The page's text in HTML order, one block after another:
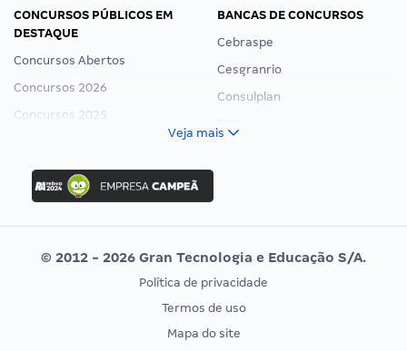
CONCURSOS PÚBLICOS EM
DESTAQUE
Concursos Abertos
Concursos 2026
Concursos 2025
Concurso Ibama
Concurso MPU
Editais publicados
BANCAS DE CONCURSOS
Cebraspe
Cesgranrio
Consulplan
Vunesp
CONCURSOS POR PROFISSÃO
EXAME DE ORDEM
Veja mais
© 2012 - 2026 Gran Tecnologia e Educação S/A.
Política de privacidade
Termos de uso
Mapa do site